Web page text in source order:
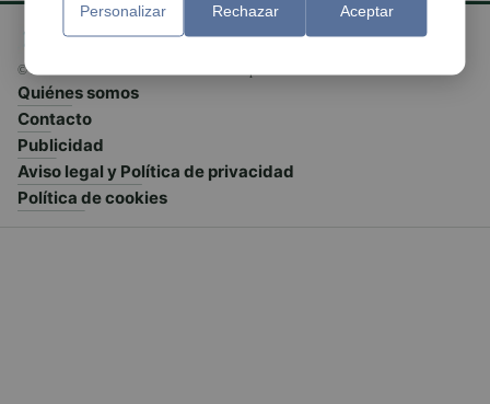
© El Meridiano L'Horta 2026 - Valencia - España
Quiénes somos
Contacto
Publicidad
Aviso legal y Política de privacidad
Política de cookies
Personalizar Rechazar Aceptar